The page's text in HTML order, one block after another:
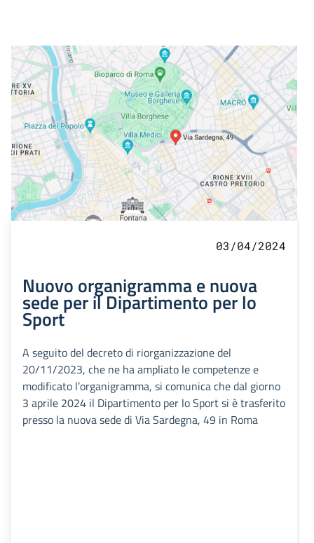
03/04/2024
Nuovo organigramma e nuova
sede per il Dipartimento per lo
Sport
A seguito del decreto di riorganizzazione del
20/11/2023, che ne ha ampliato le competenze e
modificato l’organigramma, si comunica che dal giorno
3 aprile 2024 il Dipartimento per lo Sport si è trasferito
presso la nuova sede di Via Sardegna, 49 in Roma